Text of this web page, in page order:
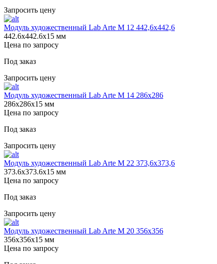
Запросить цену
Модуль художественный Lab Arte М 12 442,6х442,6
442.6х442.6х15 мм
Цена по запросу
Под заказ
Запросить цену
Модуль художественный Lab Arte М 14 286х286
286х286х15 мм
Цена по запросу
Под заказ
Запросить цену
Модуль художественный Lab Arte М 22 373,6х373,6
373.6х373.6х15 мм
Цена по запросу
Под заказ
Запросить цену
Модуль художественный Lab Arte М 20 356х356
356х356х15 мм
Цена по запросу